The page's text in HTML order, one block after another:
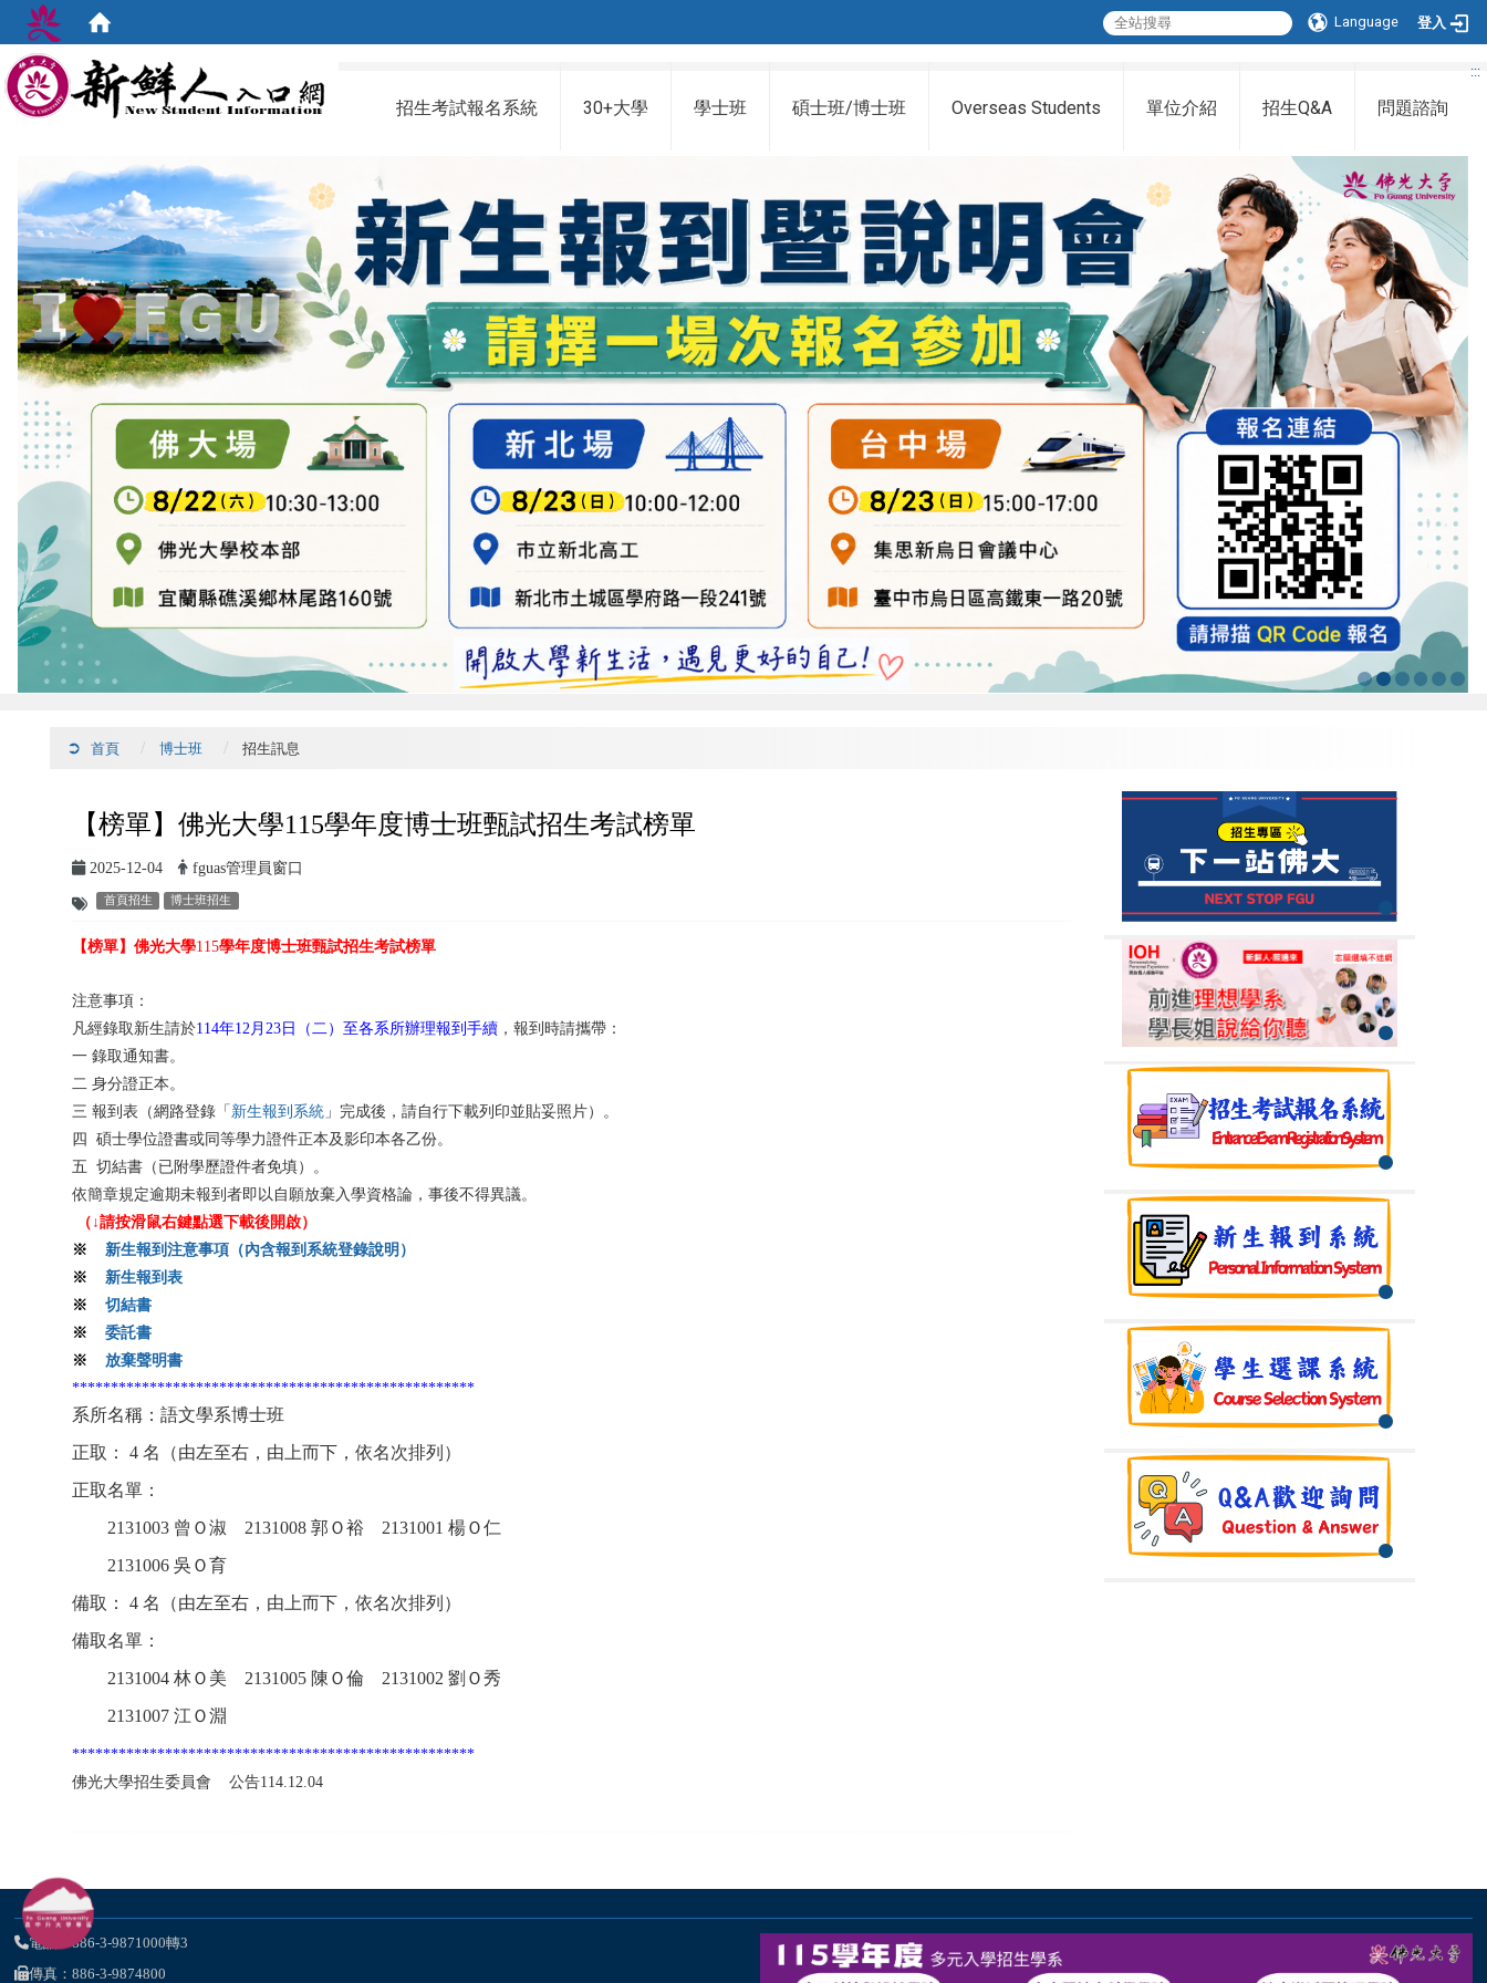
Language 登入
:::
:::
招生考試報名系統
30+大學 學士班 碩士班/博士班 Overseas Students 單位介紹 招生Q&A 問題諮詢
首頁 博士班 招生訊息
【榜單】佛光大學115學年度博士班甄試招生考試榜單
2025-12-04 fguas管理員窗口
首頁招生 博士班招生
【榜單】佛光大學115學年度博士班甄試招生考試榜單
注意事項：
凡經錄取新生請於114年12月23日（二）至各系所辦理報到手續 ，報到時請攜帶：
一 錄取通知書。
二 身分證正本。
三 報到表（網路登錄「 新生報到系統 」完成後，請自行下載列印並貼妥照片）。
四 碩士學位證書或同等學力證件正本及影印本各乙份。
五 切結書（已附學歷證件者免填）。
依簡章規定逾期未報到者即以自願放棄入學資格論，事後不得異議。
（↓請按滑鼠右鍵點選下載後開啟）
※ 新生報到注意事項（內含報到系統登錄說明）
※ 新生報到表
※ 切結書
※ 委託書
※ 放棄聲明書
****************************************************
系所名稱：語文學系博士班
正取： 4 名（由左至右，由上而下，依名次排列）
正取名單：
2131003 曾Ｏ淑 2131008 郭Ｏ裕 2131001 楊Ｏ仁
2131006 吳Ｏ育
備取： 4 名（由左至右，由上而下，依名次排列）
備取名單：
2131004 林Ｏ美 2131005 陳Ｏ倫 2131002 劉Ｏ秀
2131007 江Ｏ淵
****************************************************
佛光大學招生委員會 公告114.12.04
電話：886-3-9871000轉3
傳真：886-3-9874800